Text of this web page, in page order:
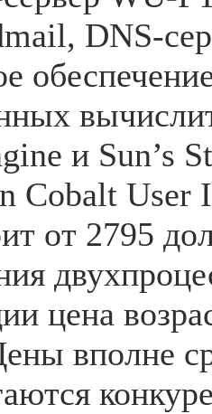
DNS-
и Sun’s
Cobalt User
от 2795
цена
вполне